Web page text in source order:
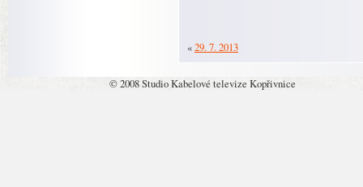
«29. 7. 2013
© 2008 Studio Kabelové televize Kopřivnice